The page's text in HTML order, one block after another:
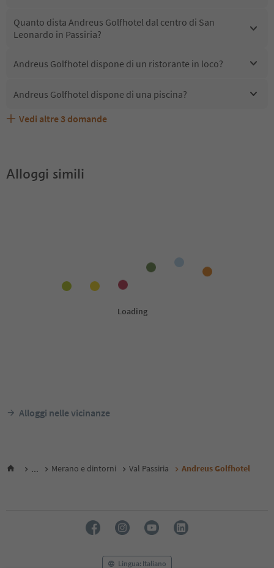
Quanto dista Andreus Golfhotel dal centro di San
Leonardo in Passiria?
Andreus Golfhotel dispone di un ristorante in loco?
Andreus Golfhotel dispone di una piscina?
Andreus Golfhotel accetta animali domestici?
Quali servizi/attività sono disponibili presso Andreus
Gli ospiti di Andreus Golfhotel ricevono l'Alto Adige
Vedi altre 3 domande
Alloggi simili
Alloggi nelle vicinanze
... Merano e dintorni Val Passiria Andreus Golfhotel
Lingua: Italiano